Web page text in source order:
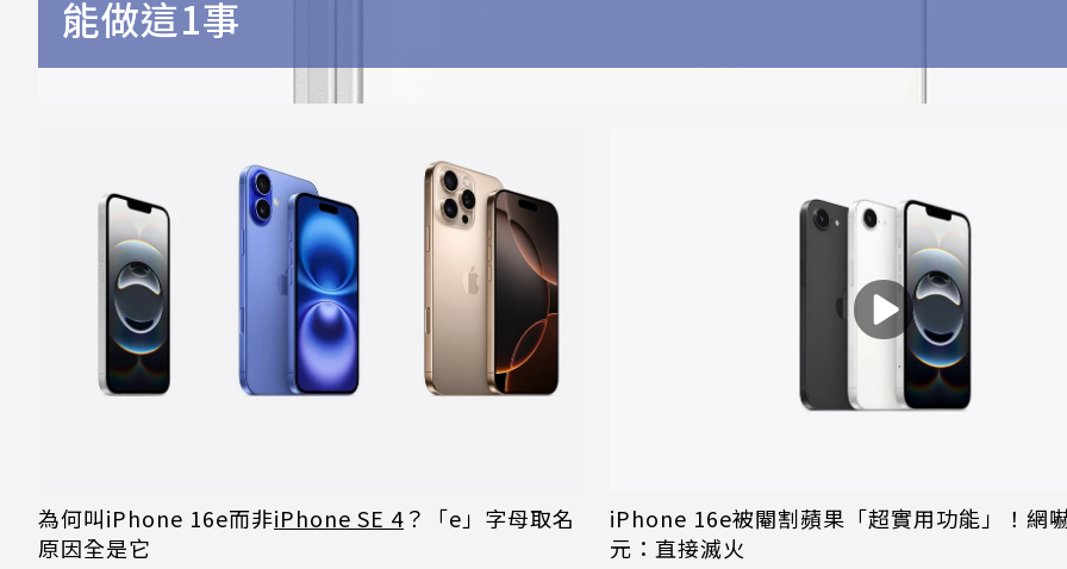
能做這1事
為何叫iPhone 16e而非iPhone SE 4？「e」字母取名
原因全是它
iPhone 16e被閹割蘋果「超實用功能」！網
元：直接滅火